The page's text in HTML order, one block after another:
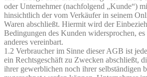
oder Unternehmer (nachfolgend „Kunde“)
hinsichtlich der vom Verkäufer in seinem
Waren abschließt. Hiermit wird der
Bedingungen des Kunden widersprochen, es
anderes vereinbart.
1.2 Verbraucher im Sinne dieser AGB ist
ein Rechtsgeschäft zu Zwecken abschließt,
ihrer gewerblichen noch ihrer selbständigen